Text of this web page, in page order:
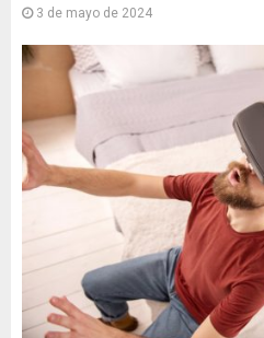
3 de mayo de 2024